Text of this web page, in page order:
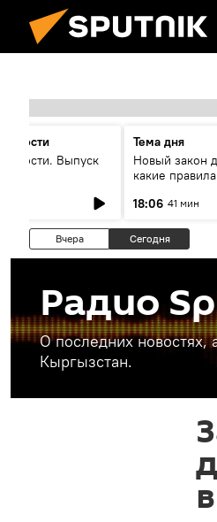
Выпуск
Тема дня
Новый закон
какие
18:06 41 мин
Вчера Сегодня
Радио
О последних новостях,
Кыргызстан.